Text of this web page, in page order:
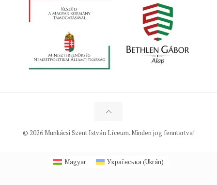
© 2026 Munkácsi Szent István Líceum. Minden jog fenntartva!
Magyar Українська(Ukrán)